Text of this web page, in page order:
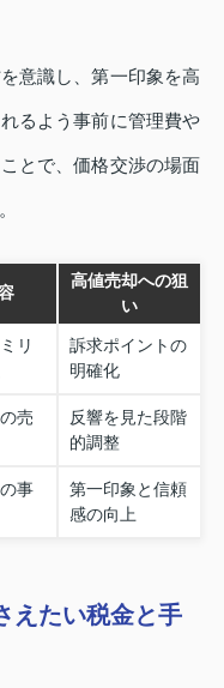
意識し、第一印象を高
るよう事前に管理費や
とで、価格交渉の場面
高値売却への狙
い
リ
訴求ポイントの
明確化
売
反響を見た段階
的調整
事
第一印象と信頼
感の向上
えたい税金と手